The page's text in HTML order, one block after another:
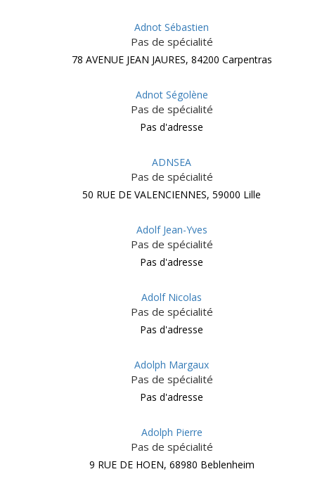
Adnot Sébastien
Pas de spécialité
78 AVENUE JEAN JAURES, 84200 Carpentras
Adnot Ségolène
Pas de spécialité
Pas d'adresse
ADNSEA
Pas de spécialité
50 RUE DE VALENCIENNES, 59000 Lille
Adolf Jean-Yves
Pas de spécialité
Pas d'adresse
Adolf Nicolas
Pas de spécialité
Pas d'adresse
Adolph Margaux
Pas de spécialité
Pas d'adresse
Adolph Pierre
Pas de spécialité
9 RUE DE HOEN, 68980 Beblenheim